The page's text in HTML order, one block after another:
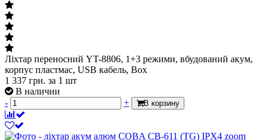
Ліхтар переносний YT-8806, 1+3 режими, вбудований акум,
корпус пластмас, USB кабель, Box
1 337 грн. за 1 шт
В наличии
-
+ В корзину